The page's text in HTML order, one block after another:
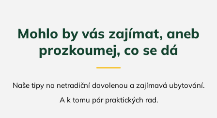
Mohlo by vás zajímat, aneb
prozkoumej, co se dá
Naše tipy na netradiční dovolenou a zajímavá ubytování.
A k tomu pár praktických rad.